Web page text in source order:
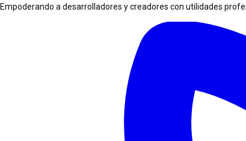
Empoderando a desarrolladores y creadores con utilidades